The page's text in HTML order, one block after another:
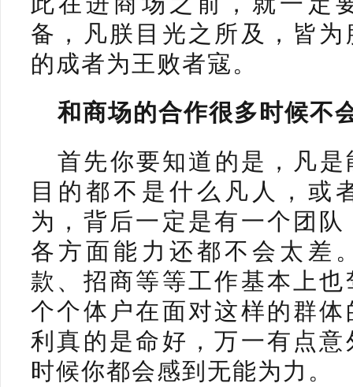
备，凡朕目光之所及，皆
的成者为王败者寇。
和商场的合作很多时候不
首先你要知道的是，凡
目的都不是什么凡人，或
为，背后一定是有一个团
各方面能力还都不会太差
款、招商等等工作基本上
个个体户在面对这样的群
利真的是命好，万一有点
时候你都会感到无能为力。